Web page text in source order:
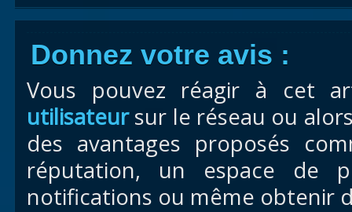
Donnez votre avis :
Vous pouvez réagir à cet
utilisateursur le réseau ou
des avantages proposés
réputation, un espace de
notifications ou même obtenir